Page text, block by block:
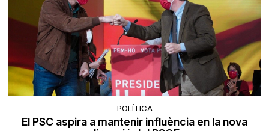
POLÍTICA
El PSC aspira a mantenir influència en la nova